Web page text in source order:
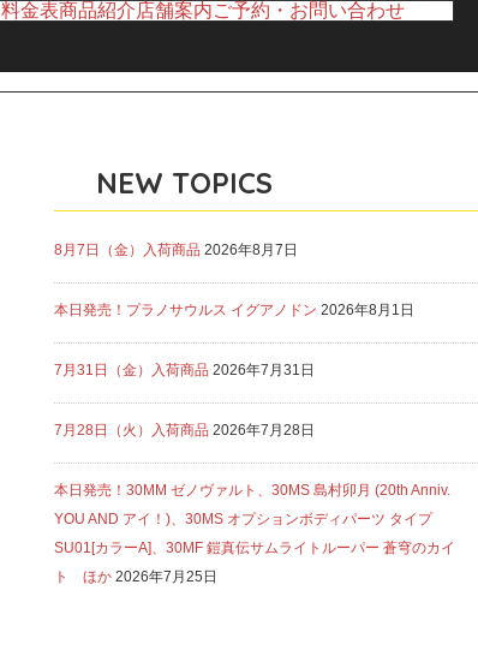
料金表商品紹介店舗案内ご予約・お問い合わせ
NEW TOPICS
8月7日（金）入荷商品 2026年8月7日
本日発売！プラノサウルス イグアノドン 2026年8月1日
7月31日（金）入荷商品 2026年7月31日
7月28日（火）入荷商品 2026年7月28日
本日発売！30MM ゼノヴァルト、30MS 島村卯月 (20th Anniv.
YOU AND アイ！)、30MS オプションボディパーツ タイプ
SU01[カラーA]、30MF 鎧真伝サムライトルーパー 蒼穹のカイ
ト ほか 2026年7月25日